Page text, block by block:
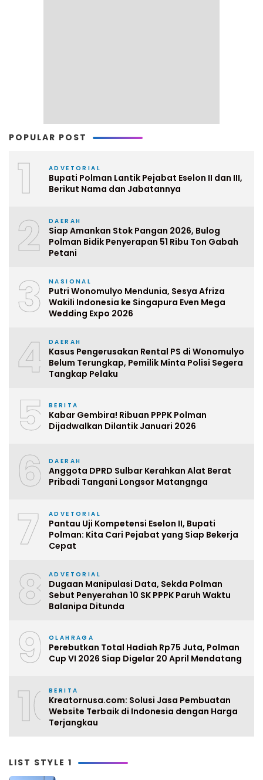
POPULAR POST
1 ADVETORIAL
Bupati Polman Lantik Pejabat Eselon II dan III,
Berikut Nama dan Jabatannya
2 DAERAH
Siap Amankan Stok Pangan 2026, Bulog
Polman Bidik Penyerapan 51 Ribu Ton Gabah
Petani
3 NASIONAL
Putri Wonomulyo Mendunia, Sesya Afriza
Wakili Indonesia ke Singapura Even Mega
Wedding Expo 2026
4 DAERAH
Kasus Pengerusakan Rental PS di Wonomulyo
Belum Terungkap, Pemilik Minta Polisi Segera
Tangkap Pelaku
5 BERITA
Kabar Gembira! Ribuan PPPK Polman
Dijadwalkan Dilantik Januari 2026
6 DAERAH
Anggota DPRD Sulbar Kerahkan Alat Berat
Pribadi Tangani Longsor Matangnga
7 ADVETORIAL
Pantau Uji Kompetensi Eselon II, Bupati
Polman: Kita Cari Pejabat yang Siap Bekerja
Cepat
8 ADVETORIAL
Dugaan Manipulasi Data, Sekda Polman
Sebut Penyerahan 10 SK PPPK Paruh Waktu
Balanipa Ditunda
9 OLAHRAGA
Perebutkan Total Hadiah Rp75 Juta, Polman
Cup VI 2026 Siap Digelar 20 April Mendatang
10BERITA
Kreatornusa.com: Solusi Jasa Pembuatan
Website Terbaik di Indonesia dengan Harga
Terjangkau
LIST STYLE 1